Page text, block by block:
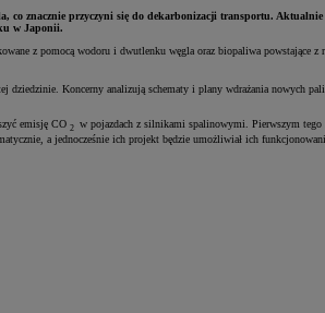
znacznie przyczyni się do dekarbonizacji transportu.
w Japonii.
z pomocą wodoru i dwutlenku węgla oraz biopaliwa powstające z
Koncerny analizują schematy i plany wdrażania nowych
emisję CO 2 w pojazdach z silnikami spalinowymi. Pierwszym
a jednocześnie ich projekt będzie umożliwiał ich